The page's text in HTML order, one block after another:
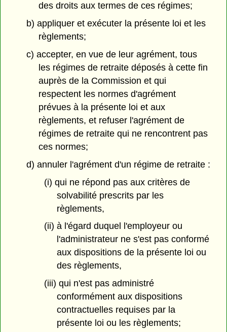
des droits aux termes de ces régimes;
b) appliquer et exécuter la présente loi et les
règlements;
c) accepter, en vue de leur agrément, tous
les régimes de retraite déposés à cette fin
auprès de la Commission et qui
respectent les normes d'agrément
prévues à la présente loi et aux
règlements, et refuser l'agrément de
régimes de retraite qui ne rencontrent pas
ces normes;
d) annuler l'agrément d'un régime de retraite :
(i) qui ne répond pas aux critères de
solvabilité prescrits par les
règlements,
(ii) à l'égard duquel l'employeur ou
l'administrateur ne s'est pas conformé
aux dispositions de la présente loi ou
des règlements,
(iii) qui n'est pas administré
conformément aux dispositions
contractuelles requises par la
présente loi ou les règlements;